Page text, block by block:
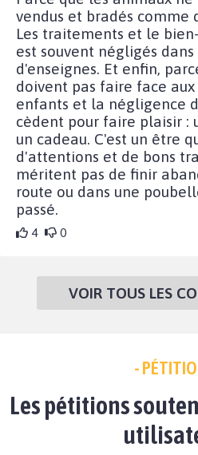
vendus et bradés comme
Les traitements et le
est souvent négligés
d'enseignes. Et enfin,
doivent pas faire face
enfants et la négligence
cèdent pour faire plaisir :
un cadeau. C'est un être
d'attentions et de bons
méritent pas de finir
route ou dans une
passé.
4 0
VOIR TOUS LES
-
Les pétitions